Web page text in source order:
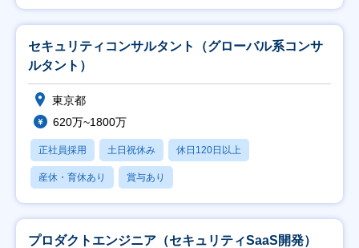
セキュリティコンサルタント（グローバル系コンサ
ルタント）
東京都
620万~1800万
正社員採用 土日祝休み 休日120日以上
産休・育休あり 賞与あり
プロダクトエンジニア（セキュリティSaaS開発）